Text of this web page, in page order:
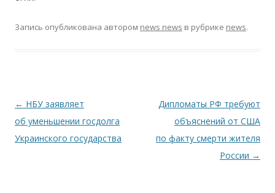
Запись опубликована автором news news в рубрике news.
Навигация по записям
← НБУ заявляет
об уменьшении госдолга
Украинского государства
Дипломаты РФ требуют
объяснений от США
по факту смерти жителя
России →